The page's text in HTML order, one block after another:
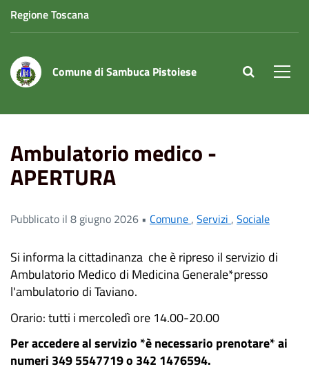
Regione Toscana
Comune di Sambuca Pistoiese site.searc
Ambulatorio medico -
APERTURA
Pubblicato il 8 giugno 2026 • Comune, Servizi , Sociale
Si informa la cittadinanza che è ripreso il servizio di
Ambulatorio Medico di Medicina Generale*presso
l'ambulatorio di Taviano.
Orario: tutti i mercoledì ore 14.00-20.00
Per accedere al servizio *è necessario prenotare* ai
numeri 349 5547719 o 342 1476594.